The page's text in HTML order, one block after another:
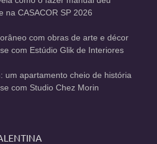
na CASACOR SP 2026
com obras de arte e décor
com Estúdio Glik de Interiores
um apartamento cheio de história
com Studio Chez Morin